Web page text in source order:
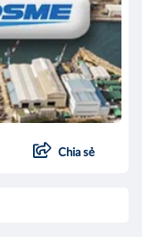
Chia sẻ